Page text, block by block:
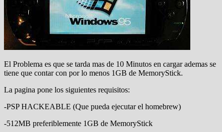
El Problema es que se tarda mas de 10 Minutos en cargar ademas se
tiene que contar con por lo menos 1GB de MemoryStick.
La pagina pone los siguientes requisitos:
-PSP HACKEABLE (Que pueda ejecutar el homebrew)
-512MB preferiblemente 1GB de MemoryStick